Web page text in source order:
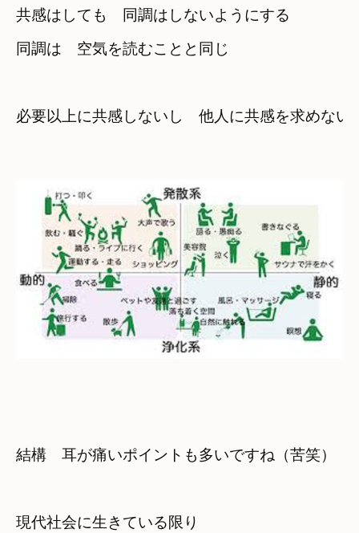
共感はしても　同調はしないようにする
同調は　空気を読むことと同じ
必要以上に共感しないし　他人に共感を求めない
結構　耳が痛いポイントも多いですね（苦笑）
現代社会に生きている限り